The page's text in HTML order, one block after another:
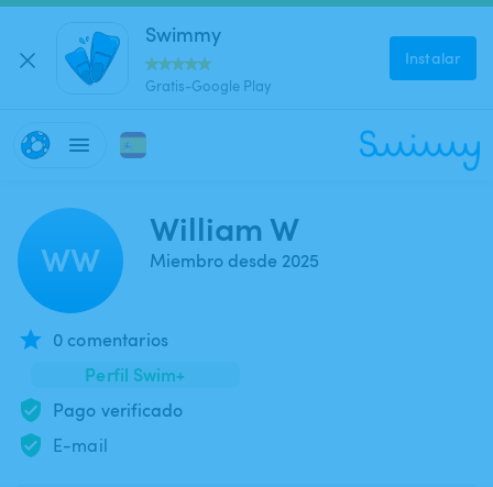
Swimmy
Gratis-Google Play
Instalar
WW
William W
Miembro desde 2025
0 comentarios
Perfil Swim+
Pago verificado
E-mail